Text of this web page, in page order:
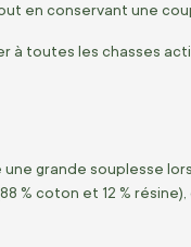
en conservant une
toutes les chasses
grande souplesse
% coton et 12 %